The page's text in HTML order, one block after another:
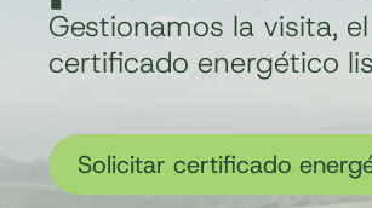
Gestionamos la visita,
certificado energético
Solicitar certificado